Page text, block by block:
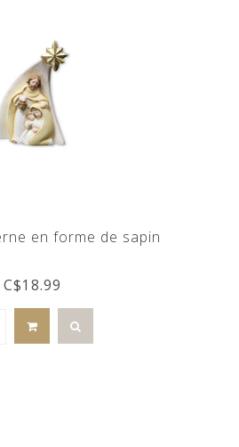
en forme de sapin
C$18.99